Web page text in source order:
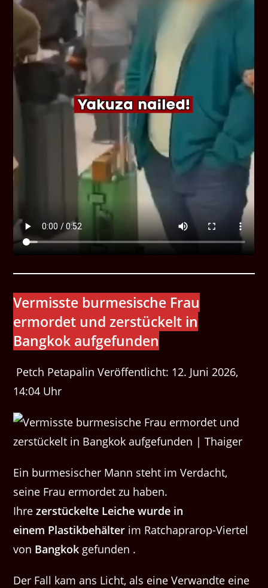
Vermisste burmesische Frau
ermordet und zerstückelt in
Bangkok aufgefunden
Petch Petapalin Veröffentlicht: 12. Juni 2026,
14:04 Uhr
Ein burmesischer Mann steht im Verdacht,
seine Frau ermordet zu haben.
Ihrezerstückelte Leiche wurde in
einem Plastikbehälter im Ratchaprarop-Viertel
von Bangkok gefunden .
Der Fall kam ans Licht, als eine Verwandte eine